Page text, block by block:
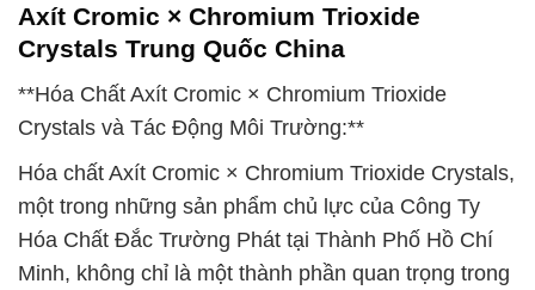
Axít Cromic × Chromium Trioxide
Crystals Trung Quốc China
**Hóa Chất Axít Cromic × Chromium Trioxide
Crystals và Tác Động Môi Trường:**
Hóa chất Axít Cromic × Chromium Trioxide Crystals,
một trong những sản phẩm chủ lực của Công Ty
Hóa Chất Đắc Trường Phát tại Thành Phố Hồ Chí
Minh, không chỉ là một thành phần quan trọng trong